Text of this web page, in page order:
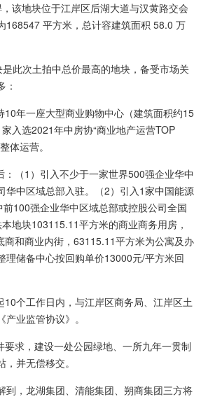
该地块位于江岸区后湖大道与汉黄路交会
168547 平方米，总计容建筑面积 58.0 万
此次土拍中总价最高的地块，备受市场关
：
10年一座大型商业购物中心（建筑面积约15
入选2021年中房协“商业地产运营TOP
体运营。
（1）引入不少于一家世界500强企业华中
华中区域总部入驻。（2）引入1家中国能源
前100强企业华中区域总部或控股公司全国
地块103115.11平方米的商业商务用房，
商和商业内街，63115.11平方米为公寓及办
理储备中心按回购单价13000元/平方米回
10个工作日内，与江岸区商务局、江岸区土
业监管协议》。
要求，建设一处公园绿地、一所九年一贯制
并无偿移交。
到，龙湖集团、清能集团、朔商集团三方将